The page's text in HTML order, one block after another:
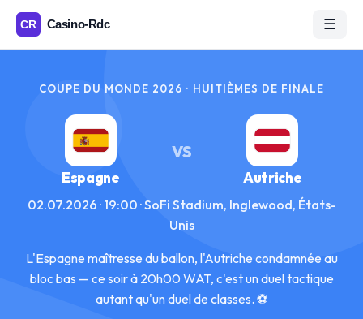
☰
COUPE DU MONDE 2026 · HUITIÈMES DE FINALE
Espagne
VS
Autriche
02.07.2026 · 19:00 · SoFi Stadium, Inglewood, États-
Unis
L'Espagne maîtresse du ballon, l'Autriche condamnée au
bloc bas — ce soir à 20h00 WAT, c'est un duel tactique
autant qu'un duel de classes. ⚽